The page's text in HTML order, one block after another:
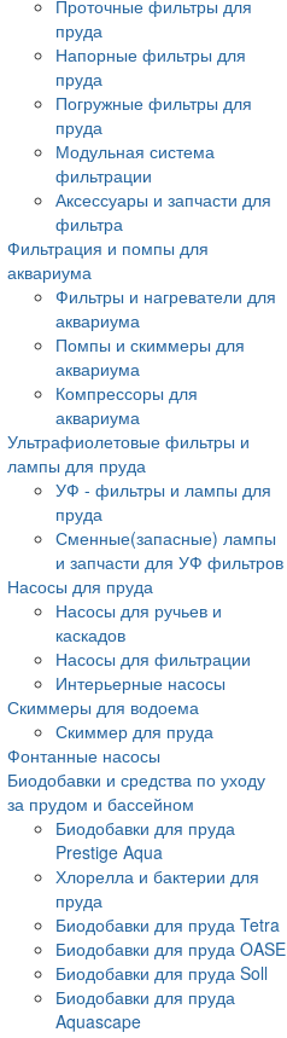
Проточные фильтры для
пруда
Напорные фильтры для
пруда
Погружные фильтры для
пруда
Модульная система
фильтрации
Аксессуары и запчасти для
фильтра
Фильтрация и помпы для
аквариума
Фильтры и нагреватели для
аквариума
Помпы и скиммеры для
аквариума
Компрессоры для
аквариума
Ультрафиолетовые фильтры и
лампы для пруда
УФ - фильтры и лампы для
пруда
Сменные(запасные) лампы
и запчасти для УФ фильтров
Насосы для пруда
Насосы для ручьев и
каскадов
Насосы для фильтрации
Интерьерные насосы
Скиммеры для водоема
Скиммер для пруда
Фонтанные насосы
Биодобавки и средства по уходу
за прудом и бассейном
Биодобавки для пруда
Prestige Aqua
Хлорелла и бактерии для
пруда
Биодобавки для пруда Tetra
Биодобавки для пруда OASE
Биодобавки для пруда Soll
Биодобавки для пруда
Aquascape